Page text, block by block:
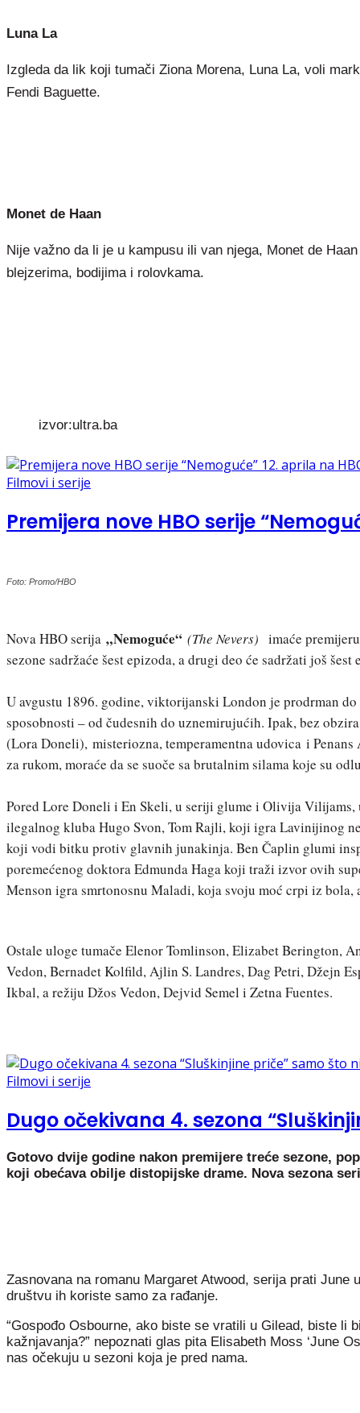
Luna La
Izgleda da lik koji tumači Ziona Morena, Luna La, voli
Fendi Baguette.
Monet de Haan
Nije važno da li je u kampusu ili van njega, Monet de
blejzerima, bodijima i rolovkama.
izvor:ultra.ba
Filmovi i serije
Premijera nove HBO serije
Foto: Promo/HBO
Nova HBO serija „Nemoguće“ (The Nevers) imaće
sezone sadržaće šest epizoda, a drugi deo će sadržati još
U avgustu 1896. godine, viktorijanski London je prodrman
sposobnosti – od čudesnih do uznemirujućih. Ipak, bez
(Lora Doneli), misteriozna, temperamentna udovica i
za rukom, moraće da se suoče sa brutalnim silama koje su
Pored Lore Doneli i En Skeli, u seriji glume i Olivija
ilegalnog kluba Hugo Svon, Tom Rajli, koji igra Lavinijinog
koji vodi bitku protiv glavnih junakinja. Ben Čaplin glumi
poremećenog doktora Edmunda Haga koji traži izvor ovih
Menson igra smrtonosnu Maladi, koja svoju moć crpi iz
Ostale uloge tumače Elenor Tomlinson, Elizabet Berington,
Vedon, Bernadet Kolfild, Ajlin S. Landres, Dag Petri, Džejn
Ikbal, a režiju Džos Vedon, Dejvid Semel i Zetna Fuentes.
Filmovi i serije
Dugo očekivana 4. sezona
Gotovo dvije godine nakon premijere treće sezone,
koji obećava obilje distopijske drame. Nova sezona
Zasnovana na romanu Margaret Atwood, serija prati
društvu ih koriste samo za rađanje.
“Gospođo Osbourne, ako biste se vratili u Gilead, biste li
kažnjavanja?” nepoznati glas pita Elisabeth Moss ‘June
nas očekuju u sezoni koja je pred nama.